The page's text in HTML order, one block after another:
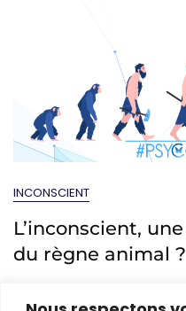
INCONSCIENT
L’inconscient,
du règne animal ?